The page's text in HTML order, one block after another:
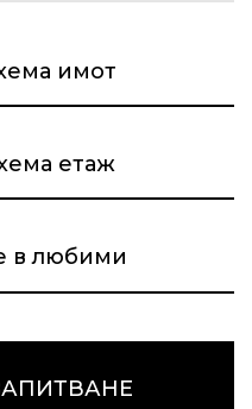
имот
етаж
в любими